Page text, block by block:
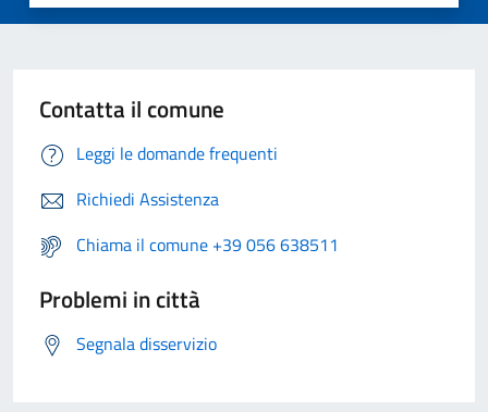
Contatta il comune
Leggi le domande frequenti
Richiedi Assistenza
Chiama il comune +39 056 638511
Problemi in città
Segnala disservizio